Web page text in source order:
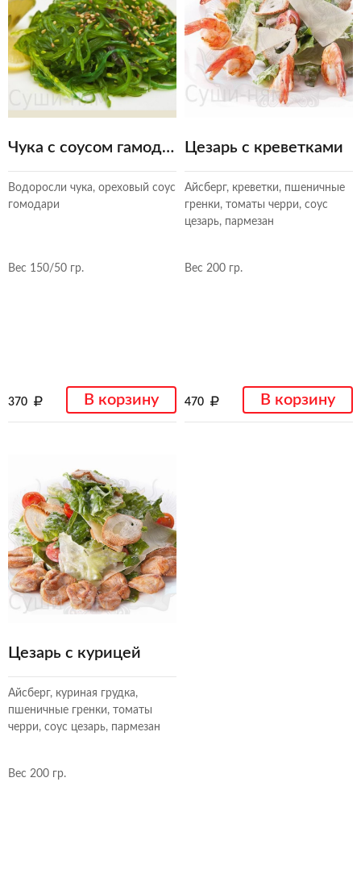
Чука с соусом гамодари
Водоросли чука, ореховый соус
гомодари
Вес 150/50 гр.
370 В корзину
Цезарь с креветками
Айсберг, креветки, пшеничные
гренки, томаты черри, соус
цезарь, пармезан
Вес 200 гр.
470 В корзину
Цезарь с курицей
Айсберг, куриная грудка,
пшеничные гренки, томаты
черри, соус цезарь, пармезан
Вес 200 гр.